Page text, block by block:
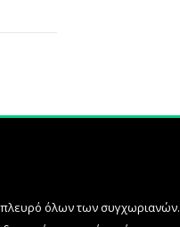
πλευρό όλων των συγχωριανών.